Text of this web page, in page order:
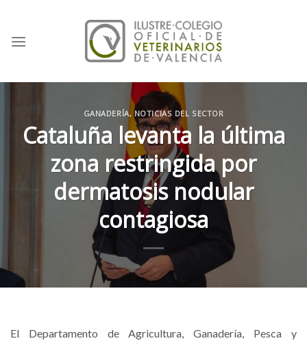
content
GANADERÍA,NOTICIAS DEL SECTOR
Cataluña levanta la última
zona restringida por
dermatosis nodular
contagiosa
El Departamento de Agricultura, Ganadería, Pesca y